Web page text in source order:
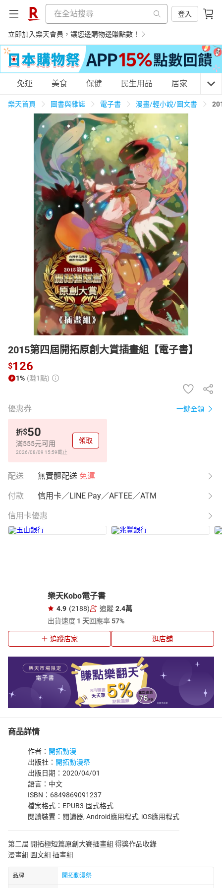
登入
立即加入樂天會員，讓您邊購物邊賺點數！
購物網分類
天天免運 美食蛋糕 養生保健 民生用品
居家生活 3C家電 運動休閒 親子玩具
女裝 男裝 化妝保養 情趣用品
日本購物 電子/紙本書
HOT
免運 美食 保健 民生用品 居家 3C
樂天首頁 圖書與雜誌 電子書 漫畫/輕小說/圖文書
2015第四屆開拓原創大賞插畫組【電子書】
$126
1% (賺1點)
優惠券 一鍵全領
折$50
滿555元可用
2026/08/09 15:59截止
領取
配送 無實體配送 免運
付款 信用卡／LINE Pay／AFTEE／ATM
信用卡優惠
樂天Kobo電子書
4.9 (2188) 追蹤 2.4萬
出貨速度 1 天回應率57%
追蹤店家 逛店舖
商品詳情
作者： 開拓動漫
出版社： 開拓動漫祭
出版日期：2020/04/01
語言：中文
ISBN：6849869091237
檔案格式：EPUB3-固式格式
閱讀裝置：閱讀器, Android應用程式, iOS應用程式
第二屆 開拓極短篇原創大賽插畫組 得獎作品收錄
漫畫組 圖文組 插畫組
品牌 開拓動漫祭